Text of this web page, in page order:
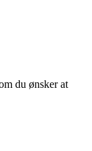
du ønsker at